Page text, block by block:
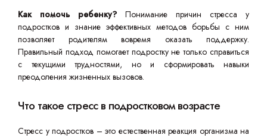
Как помочь ребенку? Понимание причин стресса у
подростков и знание эффективных методов борьбы с ним
позволяет родителям вовремя оказать поддержку.
Правильный подход помогает подростку не только справиться
с текущими трудностями, но и сформировать навыки
преодоления жизненных вызовов.
Что такое стресс в подростковом возрасте
Стресс у подростков – это естественная реакция организма на